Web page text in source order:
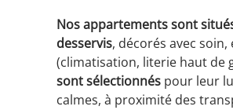
Nos appartements sont
desservis, décorés avec
(climatisation, literie haut de
sont sélectionnés pour leur
calmes, à proximité des